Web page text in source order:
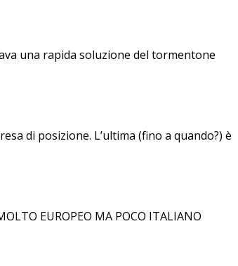
una rapida soluzione del tormentone
di posizione. L’ultima (fino a quando?) è
EUROPEO MA POCO ITALIANO